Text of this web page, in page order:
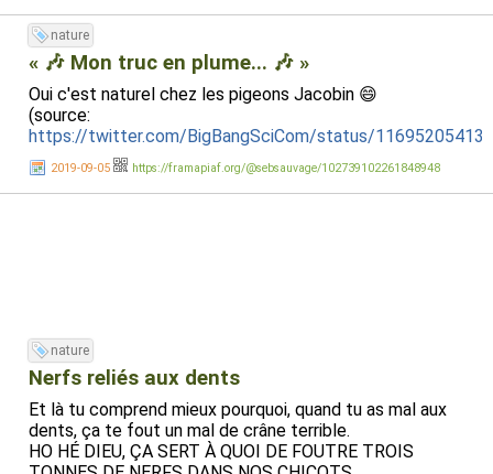
nature
« 🎶 Mon truc en plume... 🎶 »
Oui c'est naturel chez les pigeons Jacobin 😄
(source:
https://twitter.com/BigBangSciCom/status/
2019-09-05 https://framapiaf.org/@sebsauvage/102739102261848948
nature
Nerfs reliés aux dents
Et là tu comprend mieux pourquoi, quand tu as mal aux
dents, ça te fout un mal de crâne terrible.
HO HÉ DIEU, ÇA SERT À QUOI DE FOUTRE TROIS